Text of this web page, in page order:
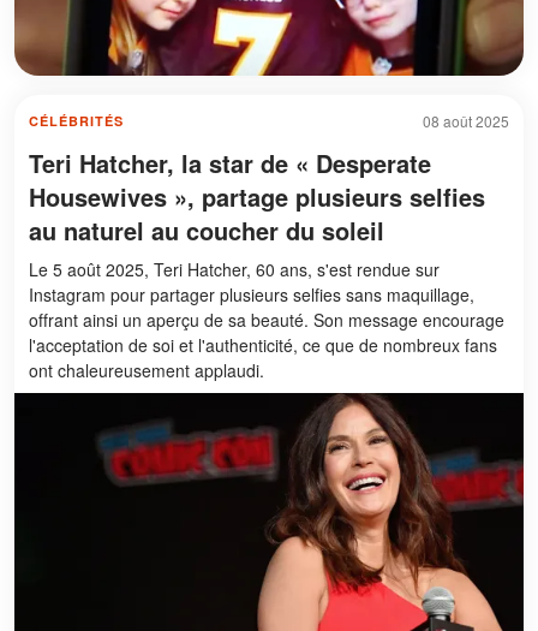
08 août 2025
CÉLÉBRITÉS
Teri Hatcher, la star de « Desperate
Housewives », partage plusieurs selfies
au naturel au coucher du soleil
Le 5 août 2025, Teri Hatcher, 60 ans, s'est rendue sur
Instagram pour partager plusieurs selfies sans maquillage,
offrant ainsi un aperçu de sa beauté. Son message encourage
l'acceptation de soi et l'authenticité, ce que de nombreux fans
ont chaleureusement applaudi.